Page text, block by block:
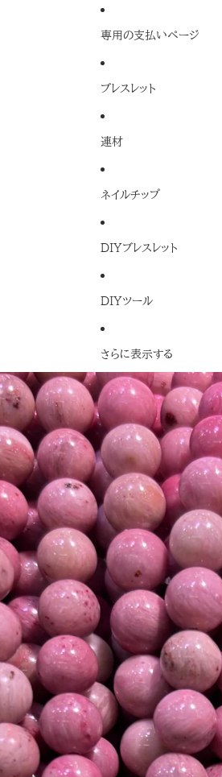
専用の支払いページ
ブレスレット
連材
ネイルチップ
DIYブレスレット
DIYツール
さらに表示する